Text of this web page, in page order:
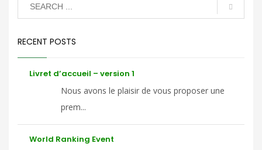
RECENT POSTS
Livret d’accueil – version 1
Nous avons le plaisir de vous proposer une
prem...
World Ranking Event